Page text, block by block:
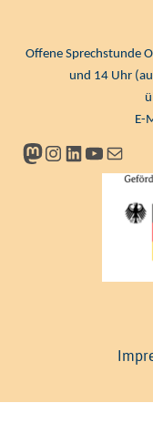
Offene Sprechstunde
und 14 Uhr
E-
Mastodon
Instagram
LinkedIn